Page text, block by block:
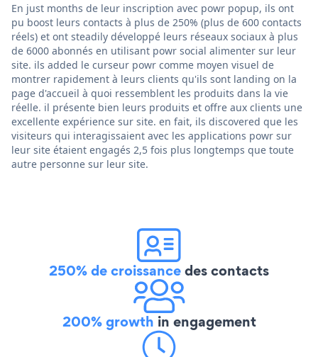
En just months de leur inscription avec powr popup, ils ont
pu boost leurs contacts à plus de 250% (plus de 600 contacts
réels) et ont steadily développé leurs réseaux sociaux à plus
de 6000 abonnés en utilisant powr social alimenter sur leur
site. ils added le curseur powr comme moyen visuel de
montrer rapidement à leurs clients qu'ils sont landing on la
page d'accueil à quoi ressemblent les produits dans la vie
réelle. il présente bien leurs produits et offre aux clients une
excellente expérience sur site. en fait, ils discovered que les
visiteurs qui interagissaient avec les applications powr sur
leur site étaient engagés 2,5 fois plus longtemps que toute
autre personne sur leur site.
250% de croissancedes contacts
200% growth in engagement